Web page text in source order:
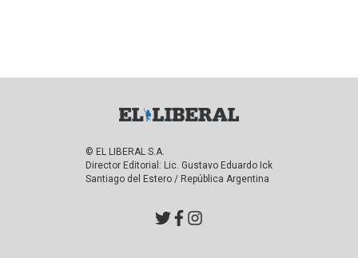
© EL LIBERAL S.A.
Director Editorial: Lic. Gustavo Eduardo Ick
Santiago del Estero / República Argentina